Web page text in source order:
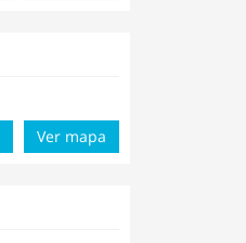
Ver mapa